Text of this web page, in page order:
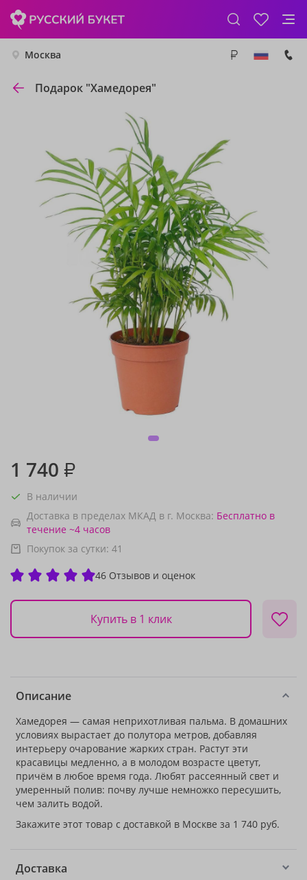
Москва
Подарок "Хамедорея"
1 740 ₽
В наличии
Доставка в пределах МКАД в г. Москва: Бесплатно в
течение ~4 часов
Покупок за сутки: 41
46 Отзывов и оценок
Купить в 1 клик
Описание
Хамедорея — самая неприхотливая пальма. В домашних
условиях вырастает до полутора метров, добавляя
интерьеру очарование жарких стран. Растут эти
красавицы медленно, а в молодом возрасте цветут,
причём в любое время года. Любят рассеянный свет и
умеренный полив: почву лучше немножко пересушить,
чем залить водой.
Закажите этот товар с доставкой в Москве за 1 740 руб.
Доставка